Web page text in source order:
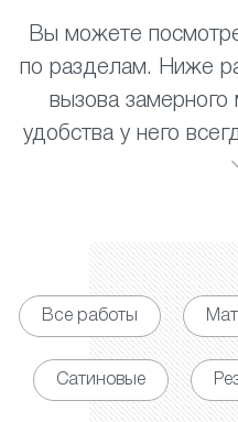
Вы можете
по разделам. Ниже
вызова
удобства у него
Все работы
Сатиновые